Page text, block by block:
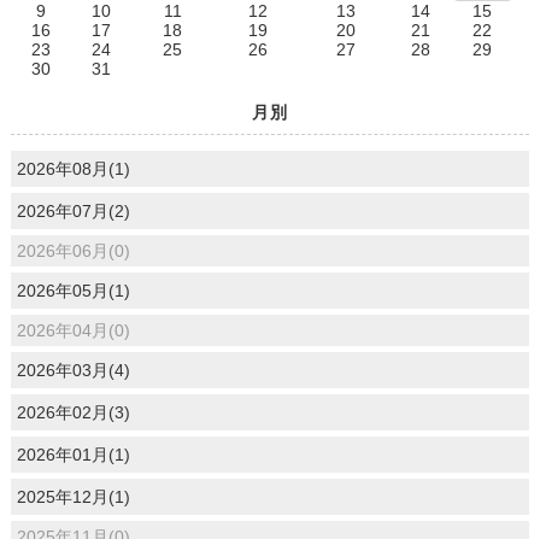
9
10 11 12 13 14
15
16
17 18 19 20 21
22
23
24 25 26 27 28
29
30
31
月別
2026年08月(1)
2026年07月(2)
2026年06月(0)
2026年05月(1)
2026年04月(0)
2026年03月(4)
2026年02月(3)
2026年01月(1)
2025年12月(1)